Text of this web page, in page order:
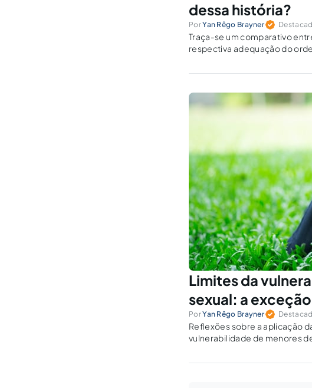
dessa história?
PorYan Rêgo Brayner
Traça-se um comparativo
respectiva adequação do
Limites da
sexual: a
PorYan Rêgo Brayner
Reflexões sobre a aplicação
vulnerabilidade de menores